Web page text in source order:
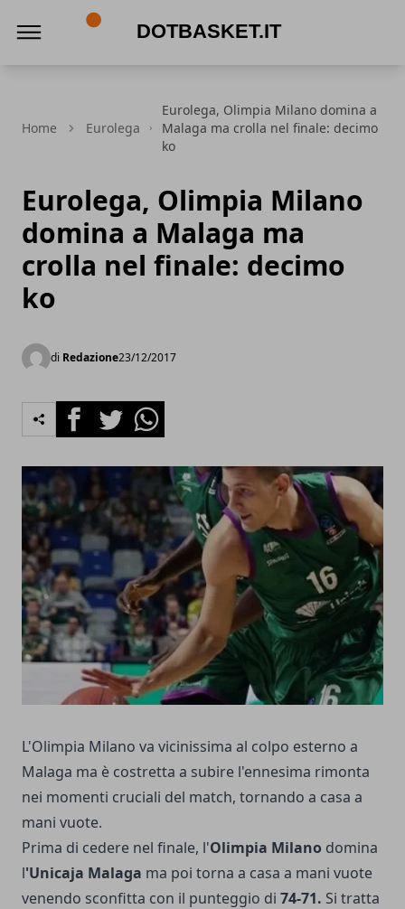
Home Eurolega
Eurolega, Olimpia Milano domina a
Malaga ma crolla nel finale: decimo
ko
Eurolega, Olimpia Milano
domina a Malaga ma
crolla nel finale: decimo
ko
di Redazione23/12/2017
FacebookTwitterWhatsapp
L'Olimpia Milano va vicinissima al colpo esterno a
Malaga ma è costretta a subire l'ennesima rimonta
nei momenti cruciali del match, tornando a casa a
mani vuote.
Prima di cedere nel finale, l'Olimpia Milano domina
l'Unicaja Malaga ma poi torna a casa a mani vuote
venendo sconfitta con il punteggio di 74-71. Si tratta